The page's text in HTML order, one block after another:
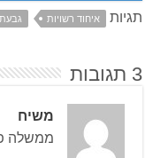
תגיות איחוד רשויות
3 תגובות
משיח
ממשלה